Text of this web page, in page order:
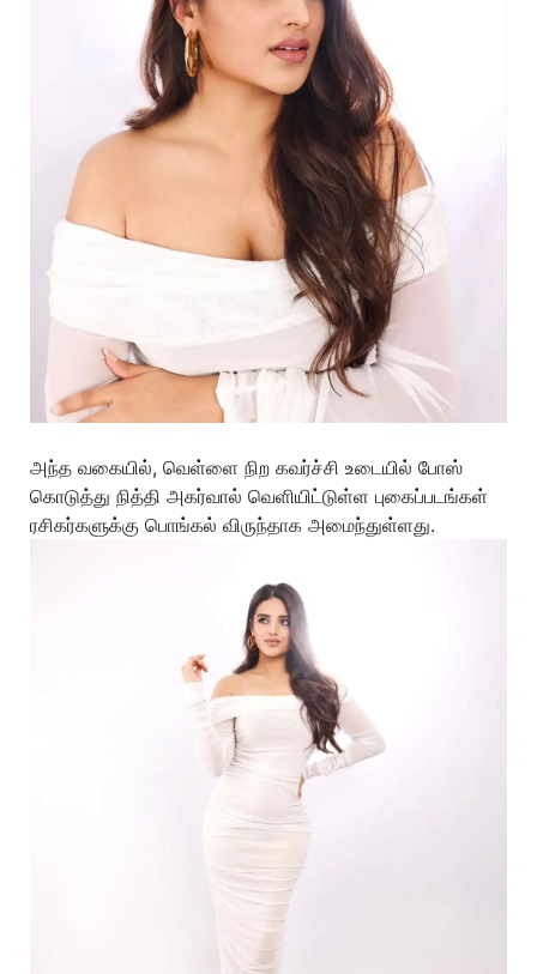
அந்த வகையில், வெள்ளை நிற கவர்ச்சி உடையில் போஸ்
கொடுத்து நித்தி அகர்வால் வெளியிட்டுள்ள புகைப்படங்கள்
ரசிகர்களுக்கு பொங்கல் விருந்தாக அமைந்துள்ளது.